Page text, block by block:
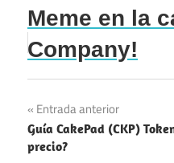
Meme en la
Company!
Navegación
de
Entrada anterior
Guía CakePad (CKP)
precio?